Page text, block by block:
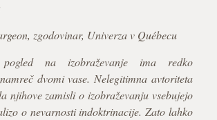
zgodovinar, Univerza v Québecu
pogled na izobraževanje ima redko
dvomi vase. Nelegitimna avtoriteta
njihove zamisli o izobraževanju vsebujejo
o nevarnosti indoktrinacije. Zato lahko